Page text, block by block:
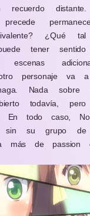
distante.
¿Qué
tener
personaje va
Nada sobre
todavía,
En todo caso,
su grupo de
más de passion